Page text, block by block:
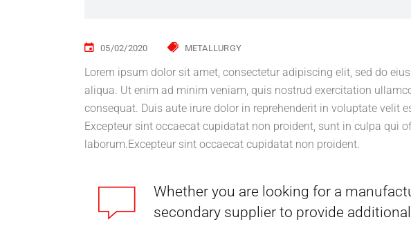
05/02/2020 METALLURGY
Lorem ipsum dolor sit amet, consectetur adipiscing elit, sed do
aliqua. Ut enim ad minim veniam, quis nostrud exercitation
consequat. Duis aute irure dolor in reprehenderit in voluptate velit
Excepteur sint occaecat cupidatat non proident, sunt in culpa qui
laborum.Excepteur sint occaecat cupidatat non proident.
Whether you are looking for a
secondary supplier to provide